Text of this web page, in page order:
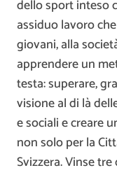
dello sport inteso
assiduo lavoro
giovani, alla
apprendere un
testa: superare,
visione al di là
e sociali e creare
non solo per la
Svizzera. Vinse